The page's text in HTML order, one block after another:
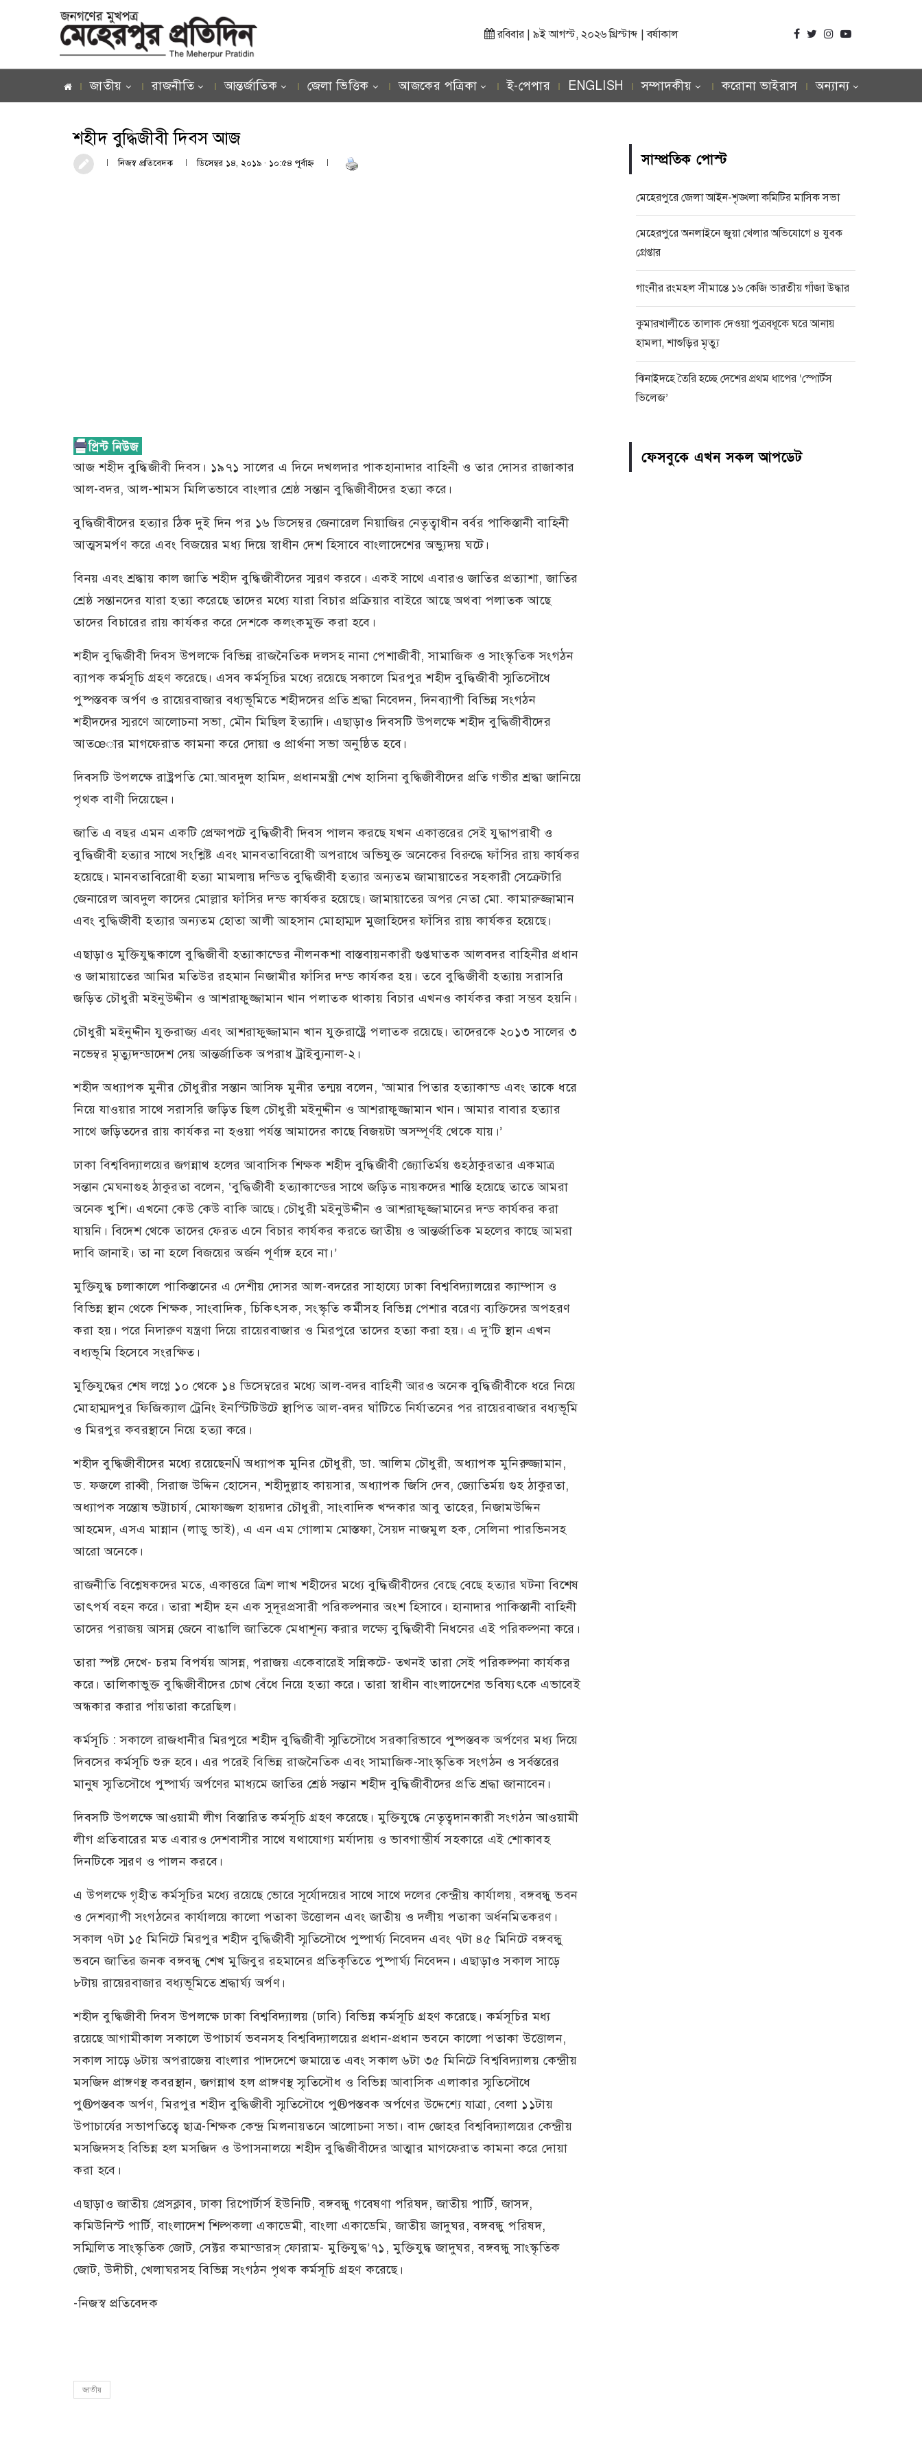
রবিবার | ৯ই আগস্ট, ২০২৬ খ্রিস্টাব্দ | বর্ষাকাল
জাতীয় রাজনীতি আন্তর্জাতিক জেলা ভিত্তিক আজকের পত্রিকা ই-পেপার ENGLISH সম্পাদকীয় করোনা ভাইরাস অন্যান্য
শহীদ বুদ্ধিজীবী দিবস আজ
নিজস্ব প্রতিবেদক ডিসেম্বর ১৪, ২০১৯ · ১০:৫৪ পূর্বাহ্ণ
আজ শহীদ বুদ্ধিজীবী দিবস। ১৯৭১ সালের এ দিনে দখলদার পাকহানাদার বাহিনী ও তার দোসর রাজাকার
আল-বদর, আল-শামস মিলিতভাবে বাংলার শ্রেষ্ঠ সন্তান বুদ্ধিজীবীদের হত্যা করে।
বুদ্ধিজীবীদের হত্যার ঠিক দুই দিন পর ১৬ ডিসেম্বর জেনারেল নিয়াজির নেতৃত্বাধীন বর্বর পাকিস্তানী বাহিনী
আত্মসমর্পণ করে এবং বিজয়ের মধ্য দিয়ে স্বাধীন দেশ হিসাবে বাংলাদেশের অভ্যুদয় ঘটে।
বিনয় এবং শ্রদ্ধায় কাল জাতি শহীদ বুদ্ধিজীবীদের স্মরণ করবে। একই সাথে এবারও জাতির প্রত্যাশা, জাতির
শ্রেষ্ঠ সন্তানদের যারা হত্যা করেছে তাদের মধ্যে যারা বিচার প্রক্রিয়ার বাইরে আছে অথবা পলাতক আছে
তাদের বিচারের রায় কার্যকর করে দেশকে কলংকমুক্ত করা হবে।
শহীদ বুদ্ধিজীবী দিবস উপলক্ষে বিভিন্ন রাজনৈতিক দলসহ নানা পেশাজীবী, সামাজিক ও সাংস্কৃতিক সংগঠন
ব্যাপক কর্মসূচি গ্রহণ করেছে। এসব কর্মসূচির মধ্যে রয়েছে সকালে মিরপুর শহীদ বুদ্ধিজীবী স্মৃতিসৌধে
পুষ্পস্তবক অর্পণ ও রায়েরবাজার বধ্যভূমিতে শহীদদের প্রতি শ্রদ্ধা নিবেদন, দিনব্যাপী বিভিন্ন সংগঠন
শহীদদের স্মরণে আলোচনা সভা, মৌন মিছিল ইত্যাদি। এছাড়াও দিবসটি উপলক্ষে শহীদ বুদ্ধিজীবীদের
আতœার মাগফেরাত কামনা করে দোয়া ও প্রার্থনা সভা অনুষ্ঠিত হবে।
দিবসটি উপলক্ষে রাষ্ট্রপতি মো.আবদুল হামিদ, প্রধানমন্ত্রী শেখ হাসিনা বুদ্ধিজীবীদের প্রতি গভীর শ্রদ্ধা জানিয়ে
পৃথক বাণী দিয়েছেন।
জাতি এ বছর এমন একটি প্রেক্ষাপটে বুদ্ধিজীবী দিবস পালন করছে যখন একাত্তরের সেই যুদ্ধাপরাধী ও
বুদ্ধিজীবী হত্যার সাথে সংশ্লিষ্ট এবং মানবতাবিরোধী অপরাধে অভিযুক্ত অনেকের বিরুদ্ধে ফাঁসির রায় কার্যকর
হয়েছে। মানবতাবিরোধী হত্যা মামলায় দন্ডিত বুদ্ধিজীবী হত্যার অন্যতম জামায়াতের সহকারী সেক্রেটারি
জেনারেল আবদুল কাদের মোল্লার ফাঁসির দন্ড কার্যকর হয়েছে। জামায়াতের অপর নেতা মো. কামারুজ্জামান
এবং বুদ্ধিজীবী হত্যার অন্যতম হোতা আলী আহসান মোহাম্মদ মুজাহিদের ফাঁসির রায় কার্যকর হয়েছে।
এছাড়াও মুক্তিযুদ্ধকালে বুদ্ধিজীবী হত্যাকান্ডের নীলনকশা বাস্তবায়নকারী গুপ্তঘাতক আলবদর বাহিনীর প্রধান
ও জামায়াতের আমির মতিউর রহমান নিজামীর ফাঁসির দন্ড কার্যকর হয়। তবে বুদ্ধিজীবী হত্যায় সরাসরি
জড়িত চৌধুরী মইনুউদ্দীন ও আশরাফুজ্জামান খান পলাতক থাকায় বিচার এখনও কার্যকর করা সম্ভব হয়নি।
চৌধুরী মইনুদ্দীন যুক্তরাজ্য এবং আশরাফুজ্জামান খান যুক্তরাষ্ট্রে পলাতক রয়েছে। তাদেরকে ২০১৩ সালের ৩
নভেম্বর মৃত্যুদন্ডাদেশ দেয় আন্তর্জাতিক অপরাধ ট্রাইব্যুনাল-২।
শহীদ অধ্যাপক মুনীর চৌধুরীর সন্তান আসিফ মুনীর তন্ময় বলেন, ‘আমার পিতার হত্যাকান্ড এবং তাকে ধরে
নিয়ে যাওয়ার সাথে সরাসরি জড়িত ছিল চৌধুরী মইনুদ্দীন ও আশরাফুজ্জামান খান। আমার বাবার হত্যার
সাথে জড়িতদের রায় কার্যকর না হওয়া পর্যন্ত আমাদের কাছে বিজয়টা অসম্পূর্ণই থেকে যায়।’
ঢাকা বিশ্ববিদ্যালয়ের জগন্নাথ হলের আবাসিক শিক্ষক শহীদ বুদ্ধিজীবী জ্যোতির্ময় গুহঠাকুরতার একমাত্র
সন্তান মেঘনাগুহ ঠাকুরতা বলেন, ‘বুদ্ধিজীবী হত্যাকান্ডের সাথে জড়িত নায়কদের শাস্তি হয়েছে তাতে আমরা
অনেক খুশি। এখনো কেউ কেউ বাকি আছে। চৌধুরী মইনুউদ্দীন ও আশরাফুজ্জামানের দন্ড কার্যকর করা
যায়নি। বিদেশ থেকে তাদের ফেরত এনে বিচার কার্যকর করতে জাতীয় ও আন্তর্জাতিক মহলের কাছে আমরা
দাবি জানাই। তা না হলে বিজয়ের অর্জন পূর্ণাঙ্গ হবে না।’
মুক্তিযুদ্ধ চলাকালে পাকিস্তানের এ দেশীয় দোসর আল-বদরের সাহায্যে ঢাকা বিশ্ববিদ্যালয়ের ক্যাম্পাস ও
বিভিন্ন স্থান থেকে শিক্ষক, সাংবাদিক, চিকিৎসক, সংস্কৃতি কর্মীসহ বিভিন্ন পেশার বরেণ্য ব্যক্তিদের অপহরণ
করা হয়। পরে নিদারুণ যন্ত্রণা দিয়ে রায়েরবাজার ও মিরপুরে তাদের হত্যা করা হয়। এ দু’টি স্থান এখন
বধ্যভূমি হিসেবে সংরক্ষিত।
মুক্তিযুদ্ধের শেষ লগ্নে ১০ থেকে ১৪ ডিসেম্বরের মধ্যে আল-বদর বাহিনী আরও অনেক বুদ্ধিজীবীকে ধরে নিয়ে
মোহাম্মদপুর ফিজিক্যাল ট্রেনিং ইনস্টিটিউটে স্থাপিত আল-বদর ঘাঁটিতে নির্যাতনের পর রায়েরবাজার বধ্যভূমি
ও মিরপুর কবরস্থানে নিয়ে হত্যা করে।
শহীদ বুদ্ধিজীবীদের মধ্যে রয়েছেনÑ অধ্যাপক মুনির চৌধুরী, ডা. আলিম চৌধুরী, অধ্যাপক মুনিরুজ্জামান,
ড. ফজলে রাব্বী, সিরাজ উদ্দিন হোসেন, শহীদুল্লাহ কায়সার, অধ্যাপক জিসি দেব, জ্যোতির্ময় গুহ ঠাকুরতা,
অধ্যাপক সন্তোষ ভট্টাচার্য, মোফাজ্জল হায়দার চৌধুরী, সাংবাদিক খন্দকার আবু তাহের, নিজামউদ্দিন
আহমেদ, এসএ মান্নান (লাডু ভাই), এ এন এম গোলাম মোস্তফা, সৈয়দ নাজমুল হক, সেলিনা পারভিনসহ
আরো অনেকে।
রাজনীতি বিশ্লেষকদের মতে, একাত্তরে ত্রিশ লাখ শহীদের মধ্যে বুদ্ধিজীবীদের বেছে বেছে হত্যার ঘটনা বিশেষ
তাৎপর্য বহন করে। তারা শহীদ হন এক সুদূরপ্রসারী পরিকল্পনার অংশ হিসাবে। হানাদার পাকিস্তানী বাহিনী
তাদের পরাজয় আসন্ন জেনে বাঙালি জাতিকে মেধাশূন্য করার লক্ষ্যে বুদ্ধিজীবী নিধনের এই পরিকল্পনা করে।
তারা স্পষ্ট দেখে- চরম বিপর্যয় আসন্ন, পরাজয় একেবারেই সন্নিকটে- তখনই তারা সেই পরিকল্পনা কার্যকর
করে। তালিকাভুক্ত বুদ্ধিজীবীদের চোখ বেঁধে নিয়ে হত্যা করে। তারা স্বাধীন বাংলাদেশের ভবিষ্যৎকে এভাবেই
অন্ধকার করার পাঁয়তারা করেছিল।
কর্মসূচি : সকালে রাজধানীর মিরপুরে শহীদ বুদ্ধিজীবী স্মৃতিসৌধে সরকারিভাবে পুষ্পস্তবক অর্পণের মধ্য দিয়ে
দিবসের কর্মসূচি শুরু হবে। এর পরেই বিভিন্ন রাজনৈতিক এবং সামাজিক-সাংস্কৃতিক সংগঠন ও সর্বস্তরের
মানুষ স্মৃতিসৌধে পুষ্পার্ঘ্য অর্পণের মাধ্যমে জাতির শ্রেষ্ঠ সন্তান শহীদ বুদ্ধিজীবীদের প্রতি শ্রদ্ধা জানাবেন।
দিবসটি উপলক্ষে আওয়ামী লীগ বিস্তারিত কর্মসূচি গ্রহণ করেছে। মুক্তিযুদ্ধে নেতৃত্বদানকারী সংগঠন আওয়ামী
লীগ প্রতিবারের মত এবারও দেশবাসীর সাথে যথাযোগ্য মর্যাদায় ও ভাবগাম্ভীর্য সহকারে এই শোকাবহ
দিনটিকে স্মরণ ও পালন করবে।
এ উপলক্ষে গৃহীত কর্মসূচির মধ্যে রয়েছে ভোরে সূর্যোদয়ের সাথে সাথে দলের কেন্দ্রীয় কার্যালয়, বঙ্গবন্ধু ভবন
ও দেশব্যাপী সংগঠনের কার্যালয়ে কালো পতাকা উত্তোলন এবং জাতীয় ও দলীয় পতাকা অর্ধনমিতকরণ।
সকাল ৭টা ১৫ মিনিটে মিরপুর শহীদ বুদ্ধিজীবী স্মৃতিসৌধে পুষ্পার্ঘ্য নিবেদন এবং ৭টা ৪৫ মিনিটে বঙ্গবন্ধু
ভবনে জাতির জনক বঙ্গবন্ধু শেখ মুজিবুর রহমানের প্রতিকৃতিতে পুষ্পার্ঘ্য নিবেদন। এছাড়াও সকাল সাড়ে
৮টায় রায়েরবাজার বধ্যভূমিতে শ্রদ্ধার্ঘ্য অর্পণ।
শহীদ বুদ্ধিজীবী দিবস উপলক্ষে ঢাকা বিশ্ববিদ্যালয় (ঢাবি) বিভিন্ন কর্মসূচি গ্রহণ করেছে। কর্মসূচির মধ্য
রয়েছে আগামীকাল সকালে উপাচার্য ভবনসহ বিশ্ববিদ্যালয়ের প্রধান-প্রধান ভবনে কালো পতাকা উত্তোলন,
সকাল সাড়ে ৬টায় অপরাজেয় বাংলার পাদদেশে জমায়েত এবং সকাল ৬টা ৩৫ মিনিটে বিশ্ববিদ্যালয় কেন্দ্রীয়
মসজিদ প্রাঙ্গণস্থ কবরস্থান, জগন্নাথ হল প্রাঙ্গণস্থ স্মৃতিসৌধ ও বিভিন্ন আবাসিক এলাকার স্মৃতিসৌধে
পু®পস্তবক অর্পণ, মিরপুর শহীদ বুদ্ধিজীবী স্মৃতিসৌধে পু®পস্তবক অর্পণের উদ্দেশ্যে যাত্রা, বেলা ১১টায়
উপাচার্যের সভাপতিত্বে ছাত্র-শিক্ষক কেন্দ্র মিলনায়তনে আলোচনা সভা। বাদ জোহর বিশ্ববিদ্যালয়ের কেন্দ্রীয়
মসজিদসহ বিভিন্ন হল মসজিদ ও উপাসনালয়ে শহীদ বুদ্ধিজীবীদের আত্মার মাগফেরাত কামনা করে দোয়া
করা হবে।
এছাড়াও জাতীয় প্রেসক্লাব, ঢাকা রিপোর্টার্স ইউনিটি, বঙ্গবন্ধু গবেষণা পরিষদ, জাতীয় পার্টি, জাসদ,
কমিউনিস্ট পার্টি, বাংলাদেশ শিল্পকলা একাডেমী, বাংলা একাডেমি, জাতীয় জাদুঘর, বঙ্গবন্ধু পরিষদ,
সম্মিলিত সাংস্কৃতিক জোট, সেক্টর কমান্ডারস্ ফোরাম- মুক্তিযুদ্ধ’৭১, মুক্তিযুদ্ধ জাদুঘর, বঙ্গবন্ধু সাংস্কৃতিক
জোট, উদীচী, খেলাঘরসহ বিভিন্ন সংগঠন পৃথক কর্মসূচি গ্রহণ করেছে।
-নিজস্ব প্রতিবেদক
জাতীয়
সাম্প্রতিক পোস্ট
মেহেরপুরে জেলা আইন-শৃঙ্খলা কমিটির মাসিক সভা
মেহেরপুরে অনলাইনে জুয়া খেলার অভিযোগে ৪ যুবক
গ্রেপ্তার
গাংনীর রংমহল সীমান্তে ১৬ কেজি ভারতীয় গাঁজা উদ্ধার
কুমারখালীতে তালাক দেওয়া পুত্রবধূকে ঘরে আনায়
হামলা, শাশুড়ির মৃত্যু
ঝিনাইদহে তৈরি হচ্ছে দেশের প্রথম ধাপের ‘স্পোর্টস
ভিলেজ’
ফেসবুকে এখন সকল আপডেট